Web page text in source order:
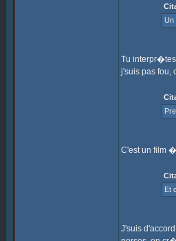
Un
Tu interpr�tes
j'suis pas fou,
C'est un film
Et
J'suis